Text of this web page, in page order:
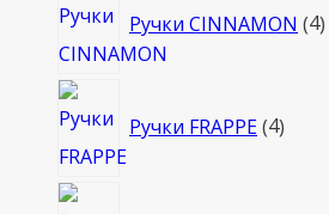
Ручки CINNAMON 4
Ручки FRAPPE 4